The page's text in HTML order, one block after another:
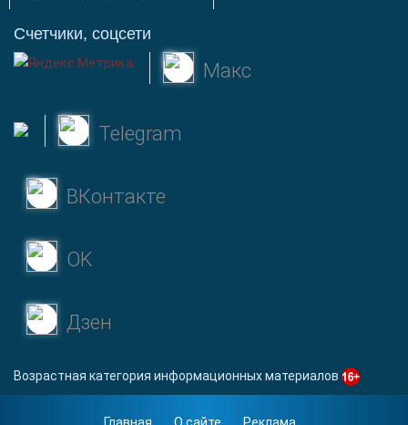
Счетчики, соцсети
Макс
Telegram
ВКонтакте
OK
Дзен
Возрастная категория информационных материалов